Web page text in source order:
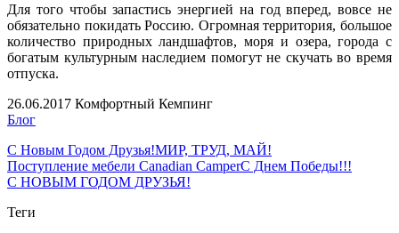
Для того чтобы запастись энергией на год вперед, вовсе не
обязательно покидать Россию. Огромная территория, большое
количество природных ландшафтов, моря и озера, города с
богатым культурным наследием помогут не скучать во время
отпуска.
26.06.2017 Комфортный Кемпинг
Блог
С Новым Годом Друзья!МИР, ТРУД, МАЙ!
Поступление мебели Canadian CamperС Днем Победы!!!
С НОВЫМ ГОДОМ ДРУЗЬЯ!
Теги